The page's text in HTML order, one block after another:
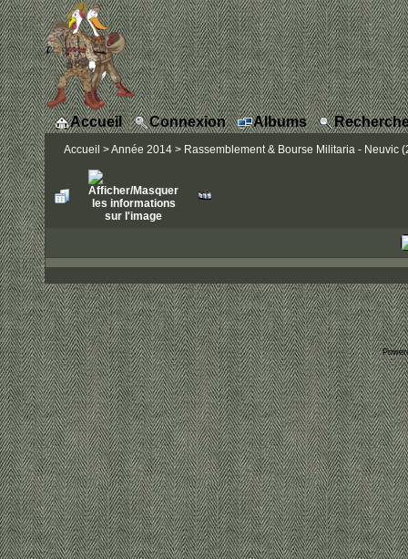
Accueil Connexion Albums
Accueil >Année 2014 > Rassemblement & Bourse Militaria - Neuvic